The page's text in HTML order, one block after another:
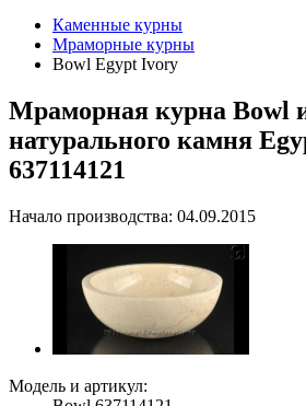
Каменные курны
Мраморные курны
Bowl Egypt Ivory
Мраморная курна Bowl
натурального камня
637114121
Начало производства: 04.09.2015
Модель и артикул: